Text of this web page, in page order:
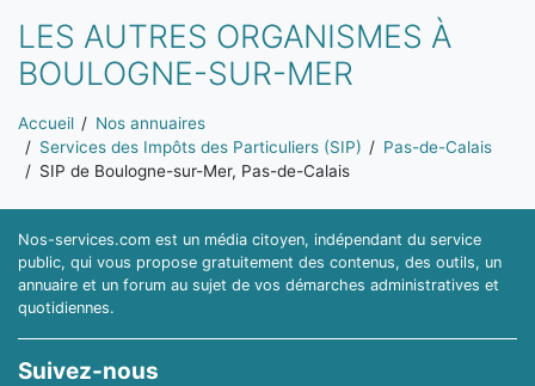
LES AUTRES ORGANISMES À
BOULOGNE-SUR-MER
Vous êtes ici:
Accueil
Nos annuaires
Services des Impôts des Particuliers (SIP)
Pas-de-Calais
SIP de Boulogne-sur-Mer, Pas-de-Calais
Nos-services.com est un média citoyen, indépendant du service
public, qui vous propose gratuitement des contenus, des outils, un
annuaire et un forum au sujet de vos démarches administratives et
quotidiennes.
Suivez-nous